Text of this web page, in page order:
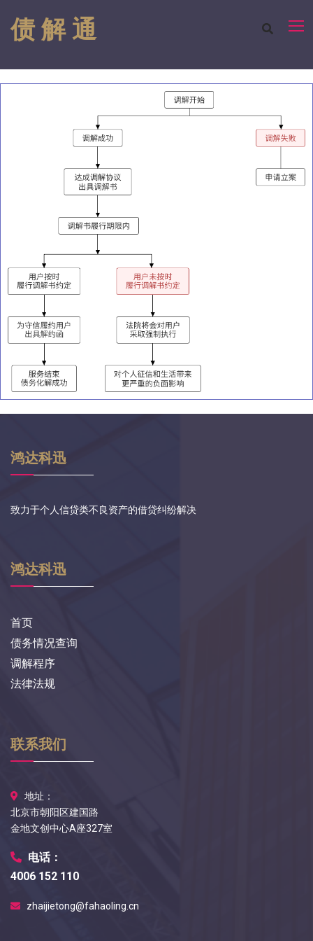
债 解 通
鸿达科迅
致力于个人信贷类不良资产的借贷纠纷解决
鸿达科迅
首页
债务情况查询
调解程序
法律法规
联系我们
地址：
北京市朝阳区建国路
金地文创中心A座327室
电话：
4006 152 110
zhaijietong@fahaoling.cn